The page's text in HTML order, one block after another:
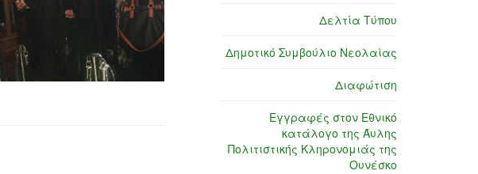
Δελτία Τύπου
Δημοτικό Συμβούλιο Νεολαίας
Διαφώτιση
Εγγραφές στον Εθνικό
κατάλογο της Άυλης
Πολιτιστικής Κληρονομιάς της
Ουνέσκο